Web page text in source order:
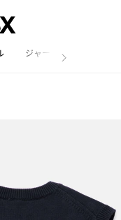
ジャーナル